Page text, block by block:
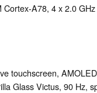
A78, 4 x 2.0
touchscreen,
Glass Victus, 90 Hz,